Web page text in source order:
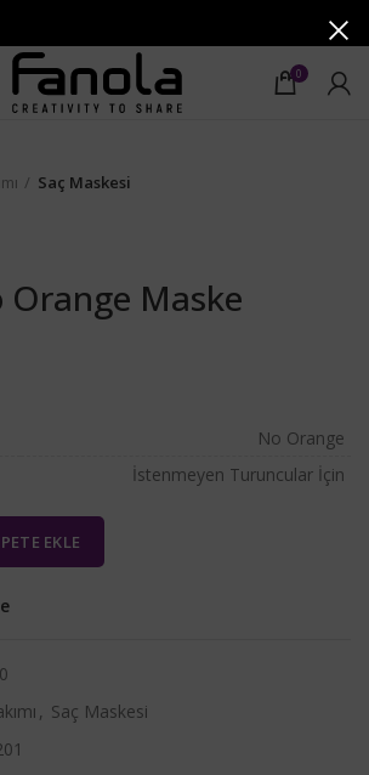
0
Saç Maskesi
Orange Maske
No Orange
İstenmeyen Turuncular İçin
EKLE
, Saç Maskesi